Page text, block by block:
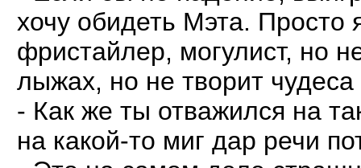
хочу обидеть Мэта. Просто
фристайлер, могулист, но
лыжах, но не творит
- Как же ты отважился на
на какой-то миг дар речи